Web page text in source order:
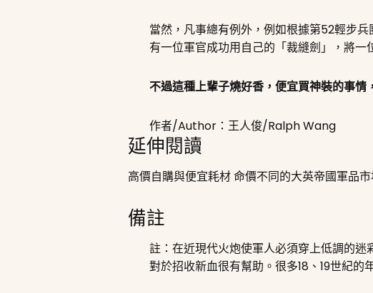
當然，凡事總有例外，例如根據第52輕步
有一位軍官成功用自己的「裁縫劍」，將一
不過這種上輩子燒好香，便宜買神裝的事
作者/Author：王人俊/Ralph Wang
延伸閱讀
高價自購與便宜耗材 命價不同的大英帝國軍品
備註
註：在近現代火炮使軍人必須穿上低調的
對於招收新血很有幫助。很多18、19世紀